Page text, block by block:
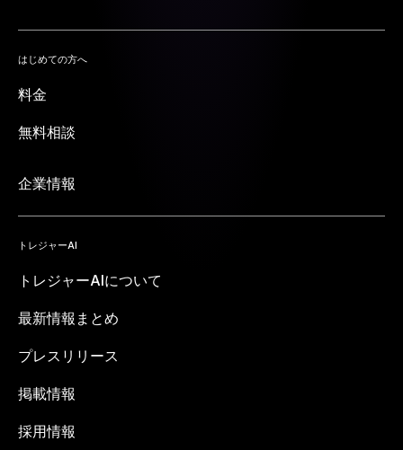
はじめての方へ
料金
無料相談
企業情報
トレジャーAI
トレジャーAIについて
最新情報まとめ
プレスリリース
掲載情報
採用情報